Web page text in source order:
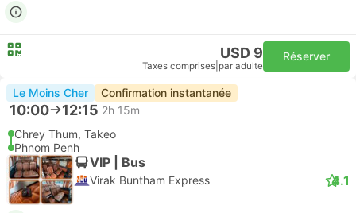
USD 9
Taxes comprises par adulte
Réserver
Le Moins Cher Confirmation instantanée
10:00 12:15 2h 15m
Chrey Thum, Takeo
Phnom Penh
VIP | Bus
Virak Buntham Express 4.1